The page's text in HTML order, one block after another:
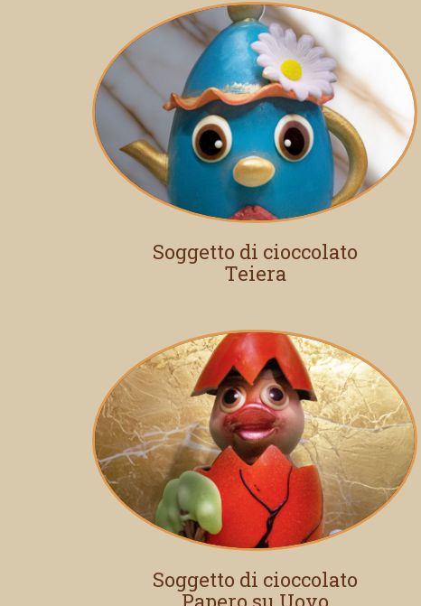
Soggetto di cioccolato
Teiera
Soggetto di cioccolato